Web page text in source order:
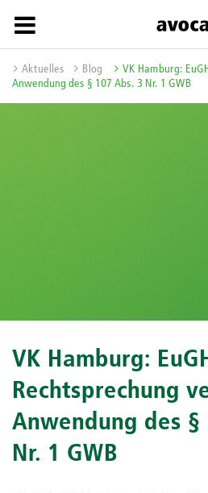
Aktuelles Blog
VK Hamburg:
Anwendung des § 107 Abs. 3 Nr. 1 GWB
VK Hamburg:
Rechtsprechung
Anwendung des §
Nr. 1 GWB